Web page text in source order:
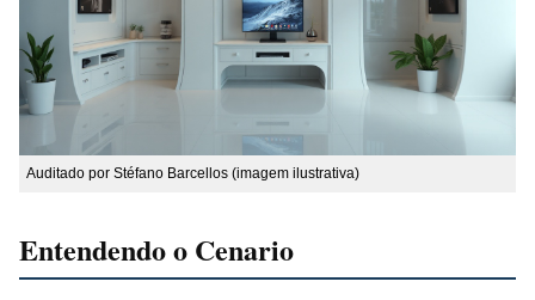
Auditado por Stéfano Barcellos (imagem ilustrativa)
Entendendo o Cenario